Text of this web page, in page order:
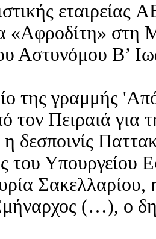
εταιρείας
«Αφροδίτη» στη
Αστυνόμου Β’
της γραμμής
τον Πειραιά
δεσποινίς
του Υπουργείου
(…), ο